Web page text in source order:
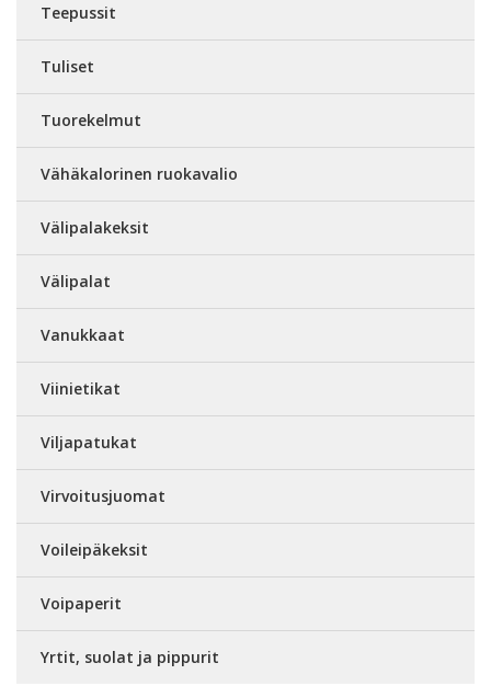
Teepussit
Tuliset
Tuorekelmut
Vähäkalorinen ruokavalio
Välipalakeksit
Välipalat
Vanukkaat
Viinietikat
Viljapatukat
Virvoitusjuomat
Voileipäkeksit
Voipaperit
Yrtit, suolat ja pippurit